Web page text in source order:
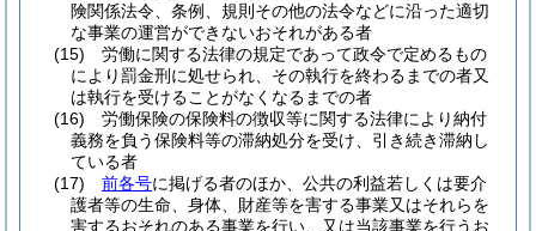
険関係法令、条例、規則その他の法令などに沿った適切
な事業の運営ができないおそれがある者
(15)
労働に関する法律の規定であって政令で定めるもの
により罰金刑に処せられ、その執行を終わるまでの者又
は執行を受けることがなくなるまでの者
(16)
労働保険の保険料の徴収等に関する法律により納付
義務を負う保険料等の滞納処分を受け、引き続き滞納し
ている者
(17)
前各号に掲げる者のほか、公共の利益若しくは要介
護者等の生命、身体、財産等を害する事業又はそれらを
害するおそれのある事業を行い、又は当該事業を行うお